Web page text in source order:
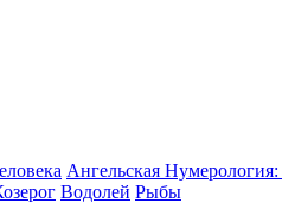
Ангельская
Водолей Рыбы